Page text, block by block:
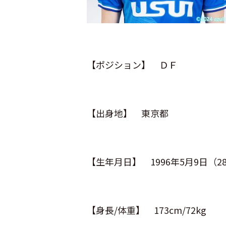
【ポジション】 ＤＦ
【出身地】 東京都
【生年月日】 1996年5月9日（
【身長/体重】 173cm/72kg